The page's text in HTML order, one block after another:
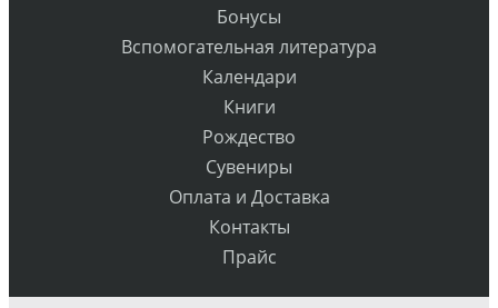
Бонусы
Вспомогательная литература
Календари
Книги
Рождество
Сувениры
Оплата и Доставка
Контакты
Прайс